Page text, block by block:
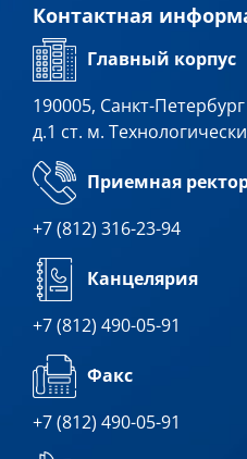
Контактная
Главный корпус
190005, Санкт-
д.1 ст. м.
Приемная
+7 (812) 316-23-94
Канцелярия
+7 (812) 490-05-91
Факс
+7 (812) 490-05-91